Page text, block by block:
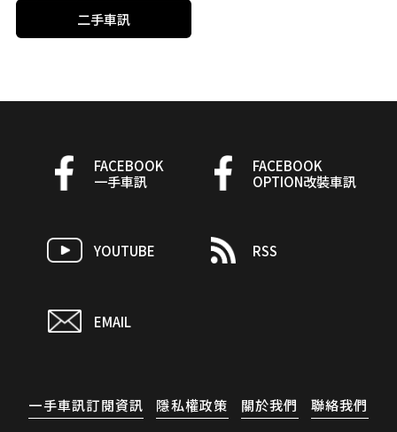
二手車訊
FACEBOOK
一手車訊
FACEBOOK
OPTION改裝車訊
YOUTUBE RSS
EMAIL
一手車訊訂閱資訊 隱私權政策 關於我們 聯絡我們